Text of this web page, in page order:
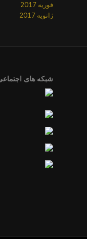
فوریه 2017
ژانویه 2017
شبکه های